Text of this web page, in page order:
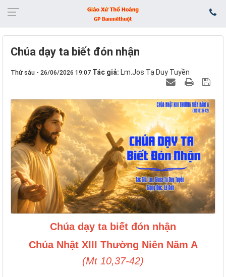
Chúa dạy ta biết đón nhận
Thứ sáu - 26/06/2026 19:07 Tác giả: Lm.Jos Tạ Duy Tuyền
Chúa dạy ta biết đón nhận
Chúa Nhật XIII Thường Niên Năm A
(Mt 10,37-42)